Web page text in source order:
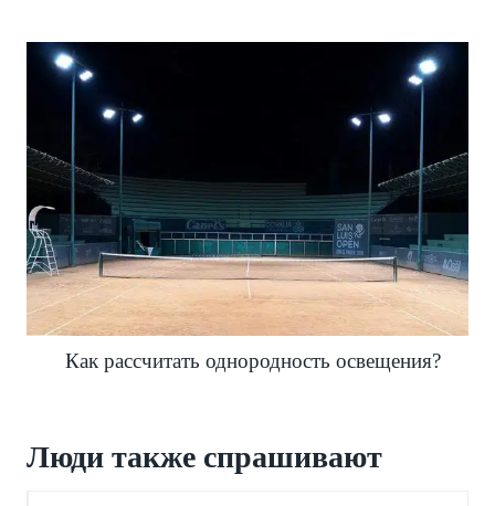
Как рассчитать однородность освещения?
Люди также спрашивают